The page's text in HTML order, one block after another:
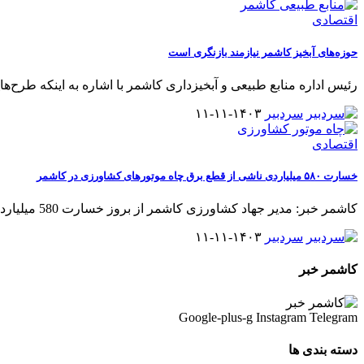
اقتصادی
حوزه‌های آبخیز کاشمر نیازمند بازنگری است
رئیس اداره منابع طبیعی و آبخیزداری کاشمر با اشاره به اینکه
سردبیر ۱۴۰۳-۱۱-۱۱
اقتصادی
خسارت ۵۸۰ میلیاردی ناشی از قطع برق چاه موتورهای کشاورزی در کاشمر
کاشمر خبر: مدیر جهاد کشاورزی کاشمر از بروز خسارت 580 میلیارد تومانی
سردبیر ۱۴۰۳-۱۱-۱۱
کاشمر خبر
Google-plus-g Instagram Telegram
دسته بندی ها